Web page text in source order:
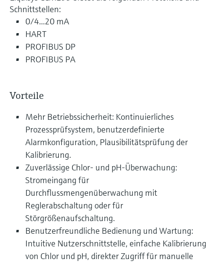
Schnittstellen:
0/4...20 mA
HART
PROFIBUS DP
PROFIBUS PA
Vorteile
Mehr Betriebssicherheit: Kontinuierliches
Prozessprüfsystem, benutzerdefinierte
Alarmkonfiguration, Plausibilitätsprüfung der
Kalibrierung.
Zuverlässige Chlor- und pH-Überwachung:
Stromeingang für
Durchflussmengenüberwachung mit
Reglerabschaltung oder für
Störgrößenaufschaltung.
Benutzerfreundliche Bedienung und Wartung:
Intuitive Nutzerschnittstelle, einfache Kalibrierung
von Chlor und pH, direkter Zugriff für manuelle